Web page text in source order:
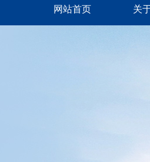
网站首页 关